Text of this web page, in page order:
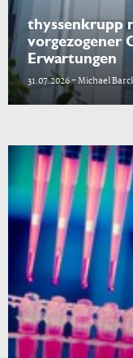
thyssenkrupp
vorgezogener
Erwartungen
31.07.2026 - Michael